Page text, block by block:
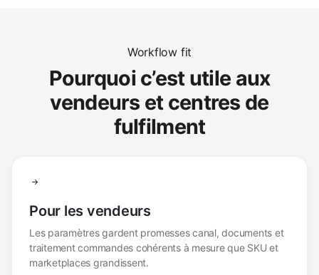
Workflow fit
Pourquoi c’est utile aux
vendeurs et centres de
fulfilment
Pour les vendeurs
Les paramètres gardent promesses canal, documents et
traitement commandes cohérents à mesure que SKU et
marketplaces grandissent.